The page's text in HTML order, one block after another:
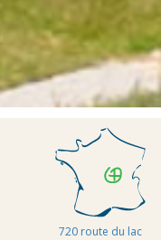
Accueil>Camping et
Village Vacances
720 route du lac